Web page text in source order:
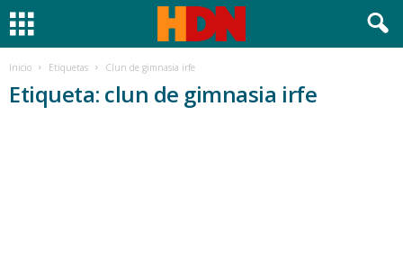
Inicio Etiquetas Clun de gimnasia irfe
Etiqueta: clun de gimnasia irfe